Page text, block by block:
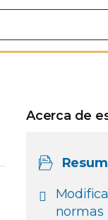
Acerca de
normas